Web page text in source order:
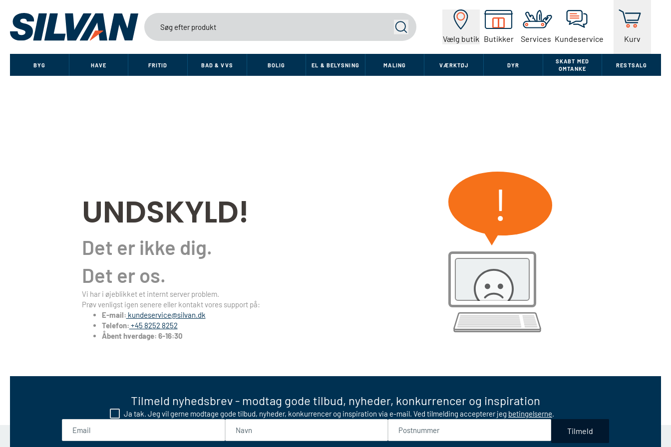
Vælg butik Butikker Services Kundeservice Kurv
Søg
BYG HAVE FRITID BAD & VVS BOLIG EL & BELYSNING MALING VÆRKTØJ DYR
SKABT MED
OMTANKE
RESTSALG
UNDSKYLD!
Det er ikke dig.
Det er os.
Vi har i øjeblikket et internt server problem.
Prøv venligst igen senere eller kontakt vores support på:
E-mail: kundeservice@silvan.dk
Telefon: +45 8252 8252
Åbent hverdage: 6-16:30
!
Tilmeld nyhedsbrev - modtag gode tilbud, nyheder, konkurrencer og inspiration
Ja tak. Jeg vil gerne modtage gode tilbud, nyheder, konkurrencer og inspiration via e-mail. Ved tilmelding accepterer jeg betingelserne.
Tilmeld